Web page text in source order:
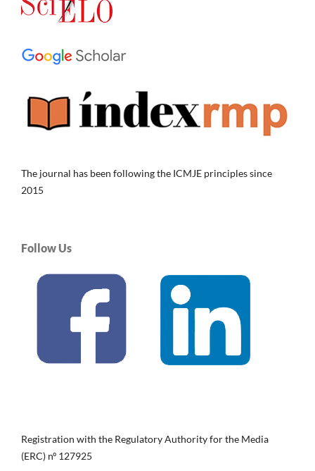
The journal has been following the ICMJE principles since
2015
Follow Us
Registration with the Regulatory Authority for the Media
(ERC) nº 127925